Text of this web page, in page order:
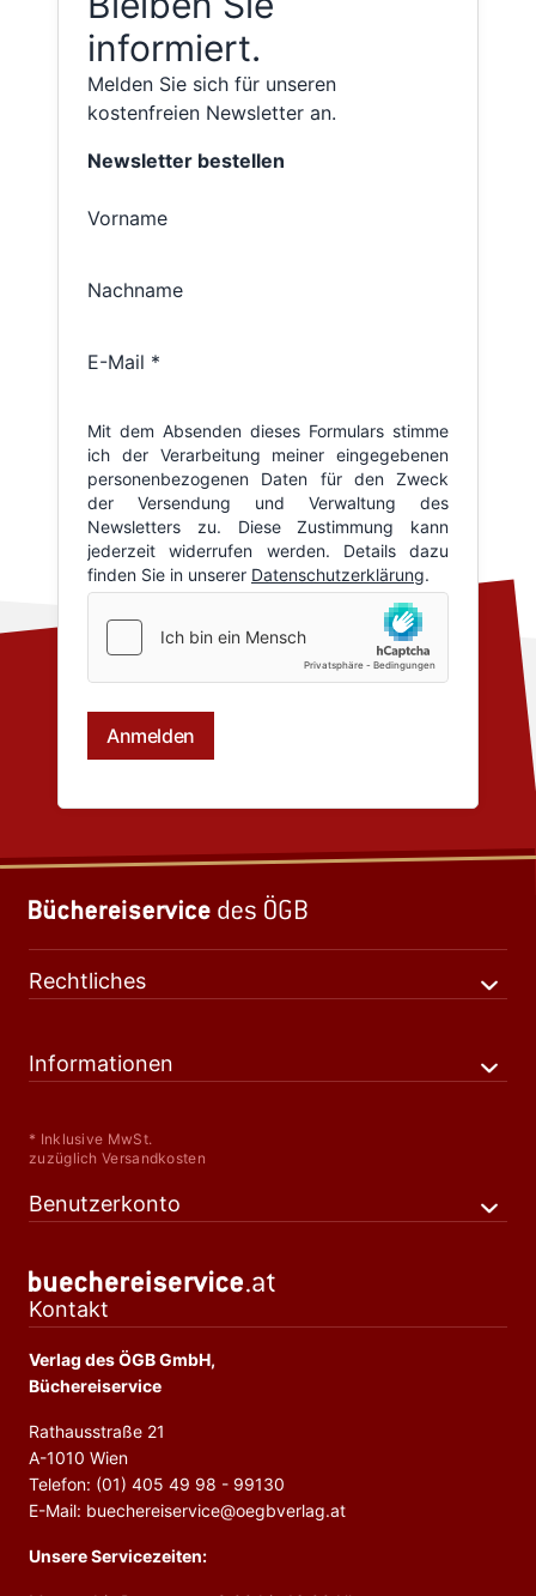
informiert.
Melden Sie sich für unseren
kostenfreien Newsletter an.
Rechtliches
Informationen
* Inklusive MwSt.
zuzüglich Versandkosten
Benutzerkonto
Kontakt
Verlag des ÖGB GmbH,
Büchereiservice
Rathausstraße 21
A-1010 Wien
Telefon: (01) 405 49 98 - 99130
E-Mail: buechereiservice@oegbverlag.at
Unsere Servicezeiten: